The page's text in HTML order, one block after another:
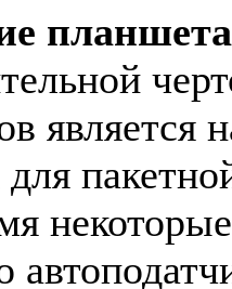
планшета
является
для